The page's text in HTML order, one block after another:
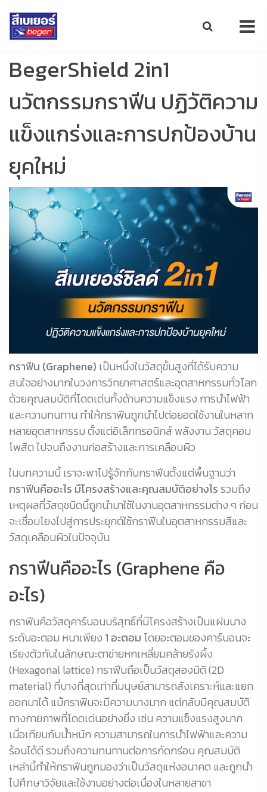
BegerShield 2in1
นวัตกรรมกราฟีน ปฏิวัติความ
แข็งแกร่งและการปกป้องบ้าน
ยุคใหม่
กราฟีน (Graphene) เป็นหนึ่งในวัสดุขั้นสูงที่ได้รับความ
สนใจอย่างมากในวงการวิทยาศาสตร์และอุตสาหกรรมทั่วโลก
ด้วยคุณสมบัติที่โดดเด่นทั้งด้านความแข็งแรง การนำไฟฟ้า
และความทนทาน ทำให้กราฟีนถูกนำไปต่อยอดใช้งานในหลาก
หลายอุตสาหกรรม ตั้งแต่อิเล็กทรอนิกส์ พลังงาน วัสดุคอม
โพสิต ไปจนถึงงานก่อสร้างและการเคลือบผิว
ในบทความนี้ เราจะพาไปรู้จักกับกราฟีนตั้งแต่พื้นฐานว่า
กราฟีนคืออะไร มีโครงสร้างและคุณสมบัติอย่างไรรวมถึง
เหตุผลที่วัสดุชนิดนี้ถูกนำมาใช้ในงานอุตสาหกรรมต่าง ๆ ก่อน
จะเชื่อมโยงไปสู่การประยุกต์ใช้กราฟีนในอุตสาหกรรมสีและ
วัสดุเคลือบผิวในปัจจุบัน
กราฟีนคืออะไร (Graphene คือ
อะไร)
กราฟีนคือวัสดุคาร์บอนบริสุทธิ์ที่มีโครงสร้างเป็นแผ่นบาง
ระดับอะตอม หนาเพียง 1 อะตอม โดยอะตอมของคาร์บอนจะ
เรียงตัวกันในลักษณะตาข่ายหกเหลี่ยมคล้ายรังผึ้ง
(Hexagonal lattice) กราฟีนถือเป็นวัสดุสองมิติ (2D
material) ที่บางที่สุดเท่าที่มนุษย์สามารถสังเคราะห์และแยก
ออกมาได้ แม้กราฟีนจะมีความบางมาก แต่กลับมีคุณสมบัติ
ทางกายภาพที่โดดเด่นอย่างยิ่ง เช่น ความแข็งแรงสูงมาก
เมื่อเทียบกับน้ำหนัก ความสามารถในการนำไฟฟ้าและความ
ร้อนได้ดี รวมถึงความทนทานต่อการกัดกร่อน คุณสมบัติ
เหล่านี้ทำให้กราฟีนถูกมองว่าเป็นวัสดุแห่งอนาคต และถูกนำ
ไปศึกษาวิจัยและใช้งานอย่างต่อเนื่องในหลายสาขา